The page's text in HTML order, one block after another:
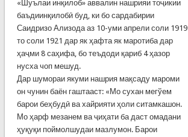
«Шуълаи инқилоб» аввалин нашрияи тоҷикии
баъдиинқилобӣ буд, ки бо сардабирии
Саидризо Ализода аз 10-уми апрели соли 1919
то соли 1921 дар як ҳафта як маротиба дар
ҳаҷми 8 саҳифа, бо теъдоди қариб 4 ҳазор
нусха чоп мешуд.
Дар шумораи якуми нашрия мақсаду мароми
он чунин баён гаштааст: «Мо сухан мегўем
барои беҳбудӣ ва хайрияти ҳоли ситамкашон.
Мо ҳарф мезанем ва ҷиҳати ба даст омадани
ҳуқуқи поймолшудаи мазлумон. Барои